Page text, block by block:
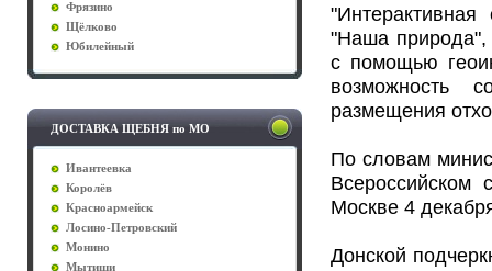
Фрязино
Щёлково
Юбилейный
ДОСТАВКА ЩЕБНЯ по МО
Ивантеевка
Королёв
Красноармейск
Лосино-Петровский
Монино
Мытищи
"Наша природа",
с помощью
возможность
размещения
По словам
Всероссийском
Москве 4
Донской